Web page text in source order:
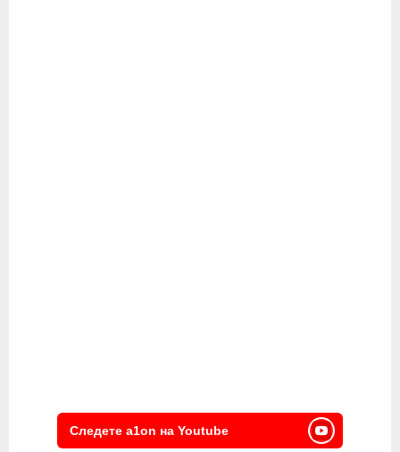
Следете a1on на Youtube